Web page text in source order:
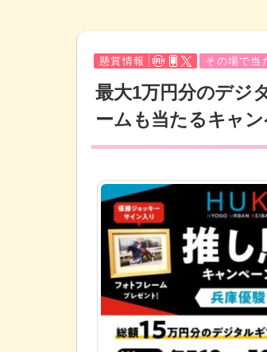
懸賞情報 その場で当
最大1万円分のデジ
ームも当たるキャ